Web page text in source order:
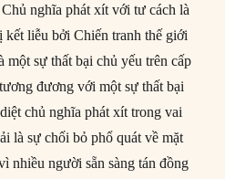
nghĩa phát xít với tư cách là
kết liễu bởi Chiến tranh thế giới
sự thất bại chủ yếu trên cấp
đương với một sự thất bại
chủ nghĩa phát xít trong vai
là sự chối bỏ phổ quát về mặt
nhiều người sẵn sàng tán đồng